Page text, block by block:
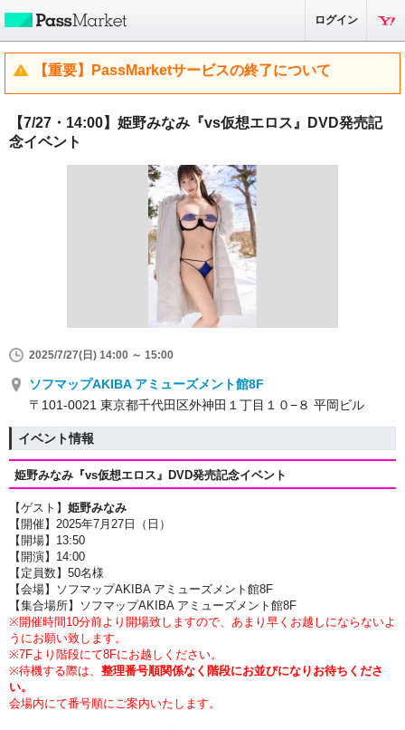
ログイン
【重要】PassMarketサービスの終了について
【7/27・14:00】姫野みなみ『vs仮想エロス』DVD発売記
念イベント
2025/7/27(日) 14:00 ～ 15:00
ソフマップAKIBA アミューズメント館8F
〒101-0021 東京都千代田区外神田１丁目１０−８ 平岡ビル
イベント情報
姫野みなみ『vs仮想エロス』DVD発売記念イベント
【ゲスト】 姫野みなみ
【開催】2025年7月27日（日 ）
【開場】13:50
【開演】14:00
【定員数】50名様
【会場】ソフマップAKIBA アミューズメント館8F
【集合場所】ソフマップAKIBA アミューズメント館8F
※開催時間10分前より開場致しますので、あまり早くお越しにならないよ
うにお願い致します。
※7Fより階段にて8Fにお越しください。
※待機する際は、 整理番号順関係なく階段にお並びになりお待ちくださ
い。
会場内にて番号順にご案内いたします。